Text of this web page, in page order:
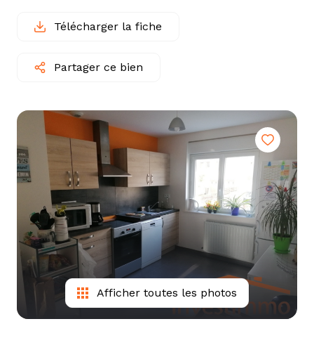
pro
immo
tarif
estimation
Télécharger la fiche
Partager ce bien
Afficher toutes les photos